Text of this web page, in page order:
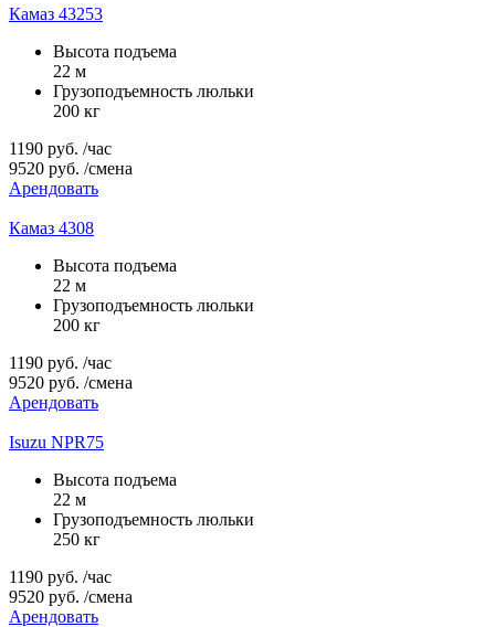
Камаз 43253
Высота подъема
22 м
Грузоподъемность люльки
200 кг
1190 руб. /час
9520 руб. /смена
Арендовать
Камаз 4308
Высота подъема
22 м
Грузоподъемность люльки
200 кг
1190 руб. /час
9520 руб. /смена
Арендовать
Isuzu NPR75
Высота подъема
22 м
Грузоподъемность люльки
250 кг
1190 руб. /час
9520 руб. /смена
Арендовать